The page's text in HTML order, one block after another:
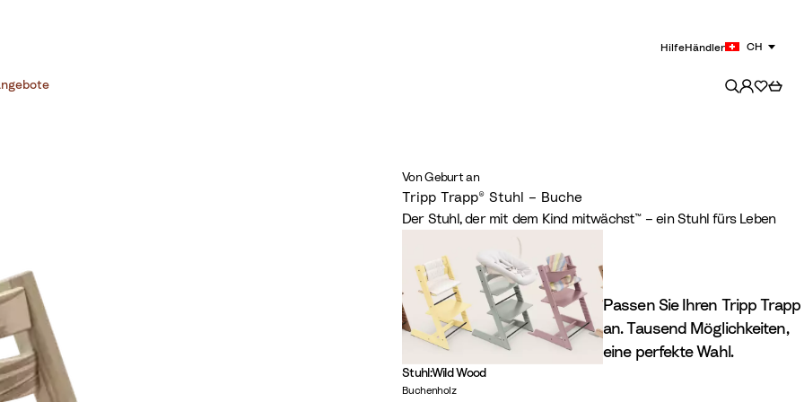
HilfeHändler CH
Von Geburt an
Tripp Trapp® Stuhl – Buche
Der Stuhl, der mit dem Kind mitwächst™ – ein Stuhl fürs Leben
Passen Sie Ihren Tripp Trapp
an. Tausend Möglichkeiten,
eine perfekte Wahl.
Stuhl:Wild Wood
Buchenholz